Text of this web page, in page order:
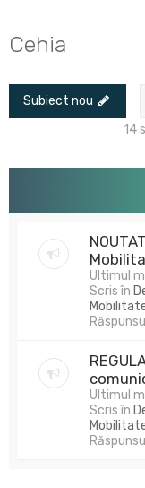
Cehia
Subiect nou
14
Ultimul
Scris în
Ultimul
Scris în